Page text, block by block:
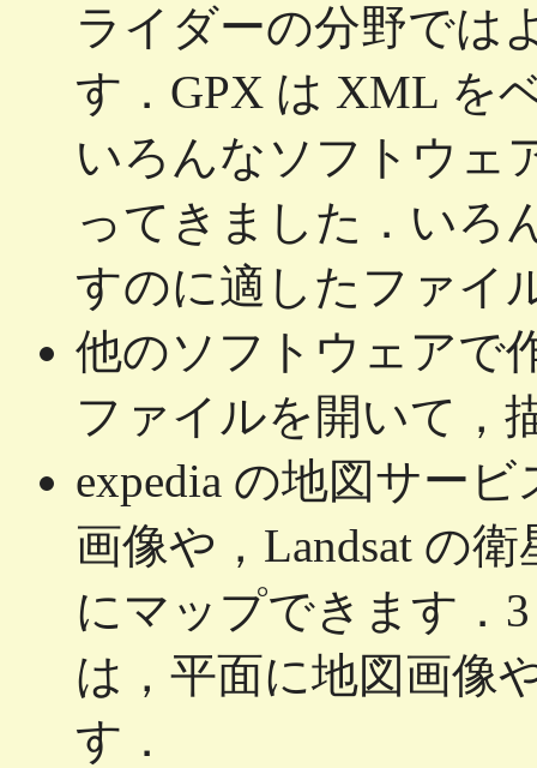
ライダーの分野では
す．GPX は XML を
いろんなソフトウェ
ってきました．いろ
すのに適したファイ
他のソフトウェアで
ファイルを開いて，
expedia の地図サー
画像や，Landsat の
にマップできます．
は，平面に地図画像
す．